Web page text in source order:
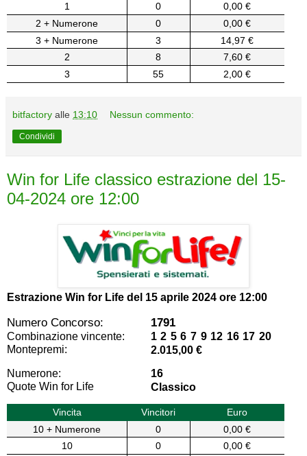
1
0
0,00 €
2 + Numerone
0
0,00 €
3 + Numerone
3
14,97 €
2
8
7,60 €
3
55 2,00 €
bitfactory alle 13:10 Nessun commento:
Condividi
Win for Life classico estrazione del 15-
04-2024 ore 12:00
Estrazione Win for Life del 15 aprile 2024 ore 12:00
Numero Concorso: 1791
Combinazione vincente:
1 2 5 6 7 9 12 16 17 20
Montepremi:
2.015,00 €
Numerone:
16
Quote Win for Life
Classico
Vincita Vincitori
Euro
10 + Numerone
0
0,00 €
10
0
0,00 €